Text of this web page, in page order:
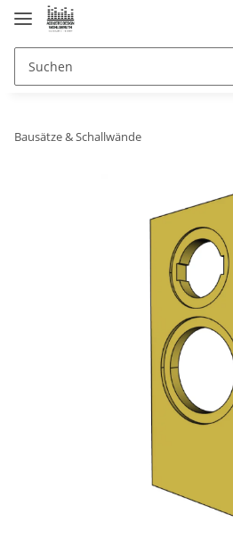
Bausätze & Schallwände